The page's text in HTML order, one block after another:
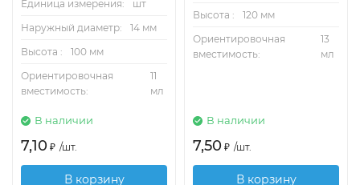
Единица измерения:
шт
Наружный диаметр:
14 мм
Высота :
100 мм
Ориентировочная
вместимость:
11
мл
В наличии
7,10 ₽ /шт.
В корзину
Высота :
120 мм
Ориентировочная
вместимость:
13
мл
В наличии
7,50 ₽ /шт.
В корзину